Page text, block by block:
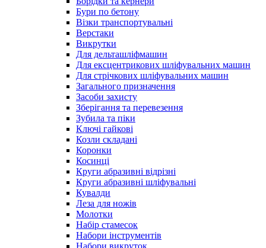
Бури по бетону
Візки транспортувальні
Верстаки
Викрутки
Для дельташліфмашин
Для ексцентрикових шліфувальних машин
Для стрічкових шліфувальних машин
Загального призначення
Засоби захисту
Зберігання та перевезення
Зубила та піки
Ключі гайкові
Козли складані
Коронки
Косинці
Круги абразивні відрізні
Круги абразивні шліфувальні
Кувалди
Леза для ножів
Молотки
Набір стамесок
Набори інструментів
Набори викруток